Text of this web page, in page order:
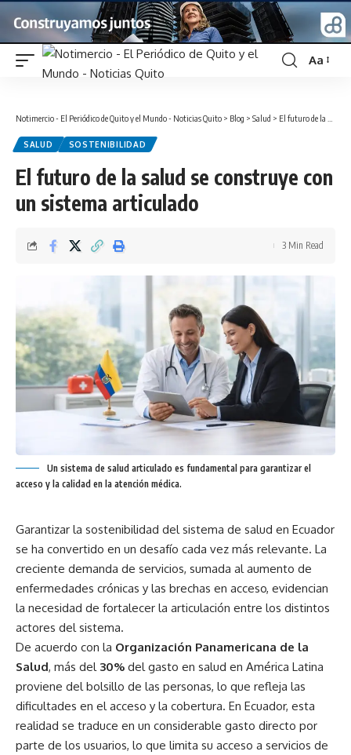
Font
Aa
Notimercio - El Periódico de Quito y el Mundo - Noticias Quito > Blog > Salud > El futuro de la salud se construye con un sistema articulado
SALUD SOSTENIBILIDAD
El futuro de la salud se construye con
un sistema articulado
3 Min Read
Un sistema de salud articulado es fundamental para garantizar el
acceso y la calidad en la atención médica.
Garantizar la sostenibilidad del sistema de salud en Ecuador
se ha convertido en un desafío cada vez más relevante. La
creciente demanda de servicios, sumada al aumento de
enfermedades crónicas y las brechas en acceso, evidencian
la necesidad de fortalecer la articulación entre los distintos
actores del sistema.
De acuerdo con la Organización Panamericana de la
Salud, más del 30% del gasto en salud en América Latina
proviene del bolsillo de las personas, lo que refleja las
dificultades en el acceso y la cobertura. En Ecuador, esta
realidad se traduce en un considerable gasto directo por
parte de los usuarios, lo que limita su acceso a servicios de